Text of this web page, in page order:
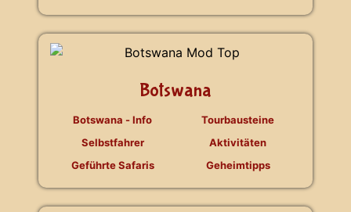
Botswana
Botswana - Info
Selbstfahrer
Geführte Safaris
Tourbausteine
Aktivitäten
Geheimtipps